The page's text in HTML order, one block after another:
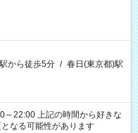
から徒歩5分 / 春日(東京都)駅
間から好きな
なる可能性があります